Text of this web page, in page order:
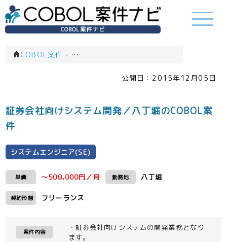
COBOL案件ナビ
COBOL案件 › システムエンジニア(SE)(一覧)
公開日： 2015年12月05日
証券会社向けシステム開発／八丁堀のCOBOL案
件
システムエンジニア(SE)
単価 ～500,000円／月 勤務地 八丁堀
契約形態 フリーランス
案件内容
・証券会社向けシステムの開発業務となり
ます。